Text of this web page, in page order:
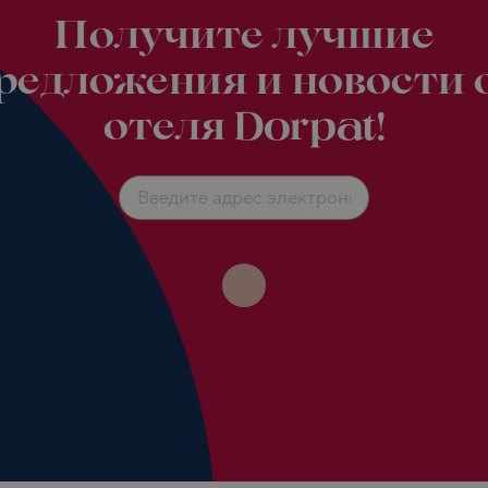
Получите лучшие
и новости
отеля Dorpat!